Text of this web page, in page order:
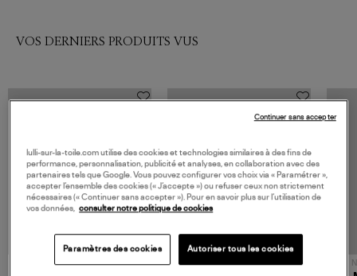
VOS DERNIERS PRODUITS VUS
NOUVELLE COLLECTION
lulli-sur-la-toile.com utilise des cookies et technologies similaires à des fins de
performance, personnalisation, publicité et analyses, en collaboration avec des
partenaires tels que Google. Vous pouvez configurer vos choix via « Paramétrer »,
accepter l’ensemble des cookies (« J’accepte ») ou refuser ceux non strictement
nécessaires (« Continuer sans accepter »). Pour en savoir plus sur l’utilisation de
vos données, consulter notre politique de cookies
Paramètres des cookies Autoriser tous les cookies
Continuer sans accepter